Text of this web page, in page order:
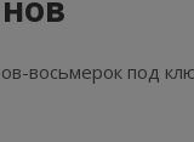
восьмерок под